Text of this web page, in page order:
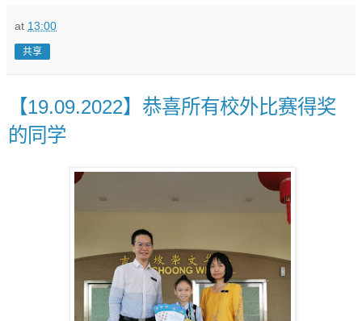
at 13:00
共享
【19.09.2022】恭喜所有校外比赛得奖
的同学